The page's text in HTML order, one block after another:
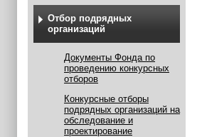
Отбор подрядных
организаций
Документы Фонда по
проведению конкурсных
отборов
Конкурсные отборы
подрядных организаций на
обследование и
проектирование